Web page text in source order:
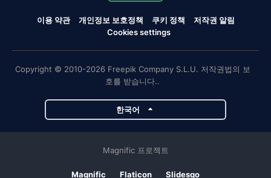
이용 약관 개인정보 보호정책 쿠키 정책
저작권 알림
Cookies settings
Copyright © 2010-2026 Freepik Company S.L.U. 저작권법의 보
호를 받습니다..
한국어
Magnific 프로젝트
Magnific Flaticon Slidesgo